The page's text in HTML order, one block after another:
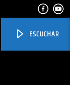
ESCUCHAR